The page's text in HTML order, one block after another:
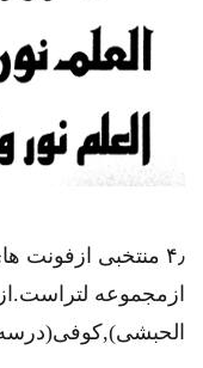
۴٫ منتخبی
ازمجموعه